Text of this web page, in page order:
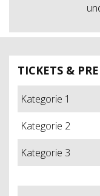
TICKETS &
Kategorie 1
Kategorie 2
Kategorie 3